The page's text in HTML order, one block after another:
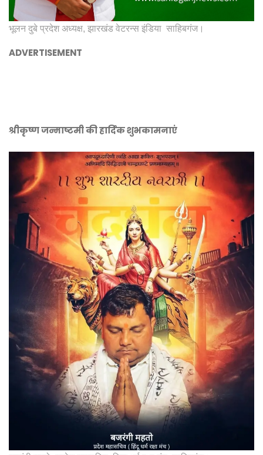
भूलन दुबे प्रदेश अध्यक्ष, झारखंड वेटरन्स इंडिया साहिबगंज।
ADVERTISEMENT
श्रीकृष्ण जन्माष्टमी की हार्दिक शुभकामनाएं